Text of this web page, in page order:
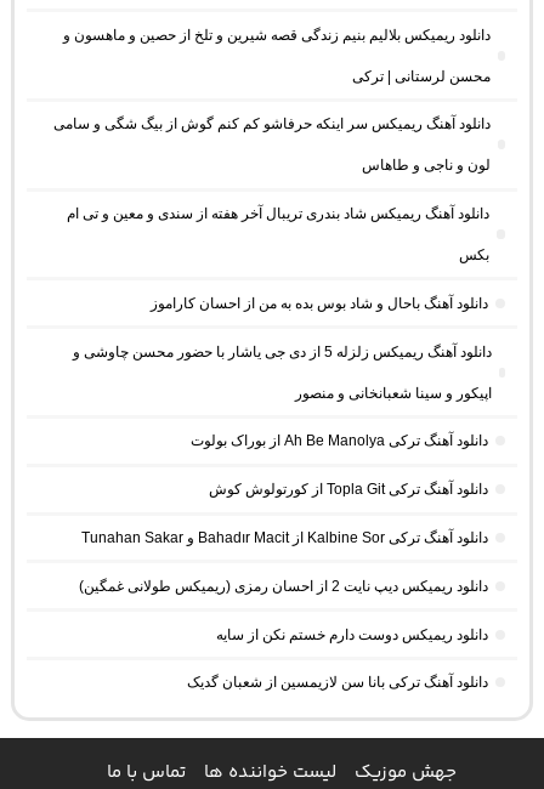
دانلود ریمیکس بلالیم بنیم زندگی قصه شیرین و تلخ از حصین و ماهسون و
محسن لرستانی | ترکی
دانلود آهنگ ریمیکس سر اینکه حرفاشو کم کنم گوش از بیگ شگی و سامی
لون و ناجی و طاهاس
دانلود آهنگ ریمیکس شاد بندری تریبال آخر هفته از سندی و معین و تی ام
بکس
دانلود آهنگ باحال و شاد بوس بده به من از احسان کاراموز
دانلود آهنگ ریمیکس زلزله 5 از دی جی یاشار با حضور محسن چاوشی و
اپیکور و سینا شعبانخانی و منصور
دانلود آهنگ ترکی Ah Be Manolya از بوراک بولوت
دانلود آهنگ ترکی Topla Git از کورتولوش کوش
دانلود آهنگ ترکی Kalbine Sor از Bahadır Macit و Tunahan Sakar
دانلود ریمیکس دیپ نایت 2 از احسان رمزی (ریمیکس طولانی غمگین)
دانلود ریمیکس دوست دارم خستم نکن از سایه
دانلود آهنگ ترکی بانا سن لازیمسین از شعبان گدیک
جهش موزیک لیست خواننده ها تماس با ما